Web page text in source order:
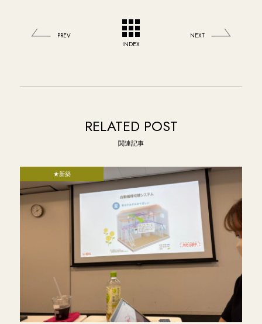
PREV
INDEX
NEXT
RELATED POST
関連記事
★新築